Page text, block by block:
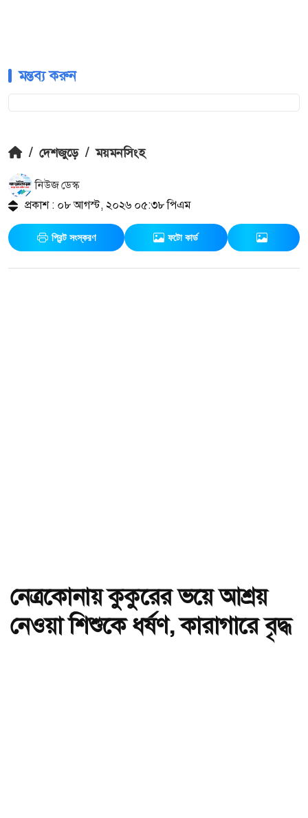
মন্তব্য করুন
/ দেশজুড়ে / ময়মনসিংহ
নিউজ ডেস্ক
প্রকাশ : ০৮ আগস্ট, ২০২৬ ০৫:৩৮ পিএম
প্রিন্ট সংস্করণ ফটো কার্ড
নেত্রকোনায় কুকুরের ভয়ে আশ্রয়
নেওয়া শিশুকে ধর্ষণ, কারাগারে বৃদ্ধ